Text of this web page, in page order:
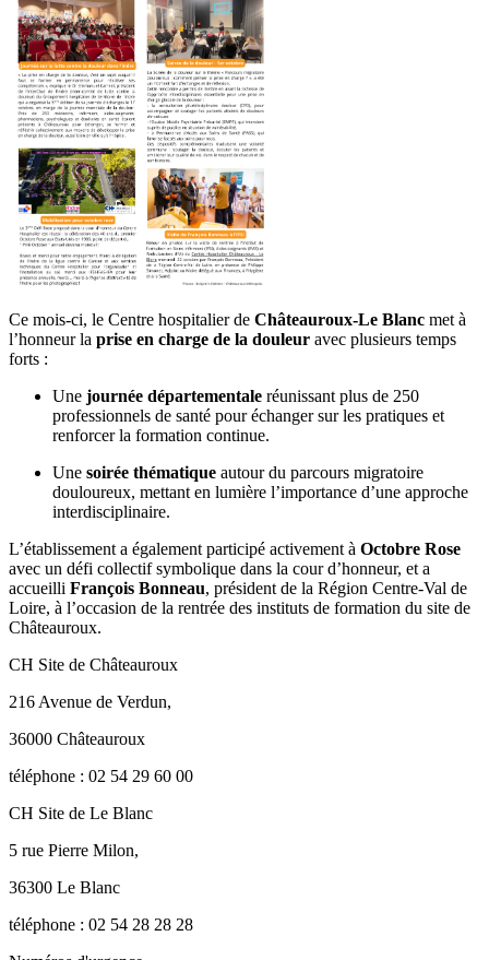
Ce mois-ci, le Centre hospitalier de Châteauroux-Le Blanc met à
l’honneur la prise en charge de la douleur avec plusieurs temps
forts :
Une journée départementale réunissant plus de 250
professionnels de santé pour échanger sur les pratiques et
renforcer la formation continue.
Une soirée thématique autour du parcours migratoire
douloureux, mettant en lumière l’importance d’une approche
interdisciplinaire.
L’établissement a également participé activement à Octobre Rose
avec un défi collectif symbolique dans la cour d’honneur, et a
accueilli François Bonneau, président de la Région Centre-Val de
Loire, à l’occasion de la rentrée des instituts de formation du site de
Châteauroux.
CH Site de Châteauroux
216 Avenue de Verdun,
36000 Châteauroux
téléphone : 02 54 29 60 00
CH Site de Le Blanc
5 rue Pierre Milon,
36300 Le Blanc
téléphone : 02 54 28 28 28